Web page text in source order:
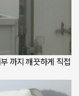
까지 깨끗하게 직접